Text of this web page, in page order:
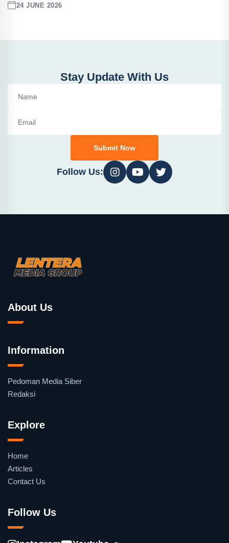
24 JUNE 2026
Stay Update With Us
Submit Now
Follow Us:
About Us
Information
Pedoman Media Siber
Redaksi
Explore
Home
Articles
Contact Us
Follow Us